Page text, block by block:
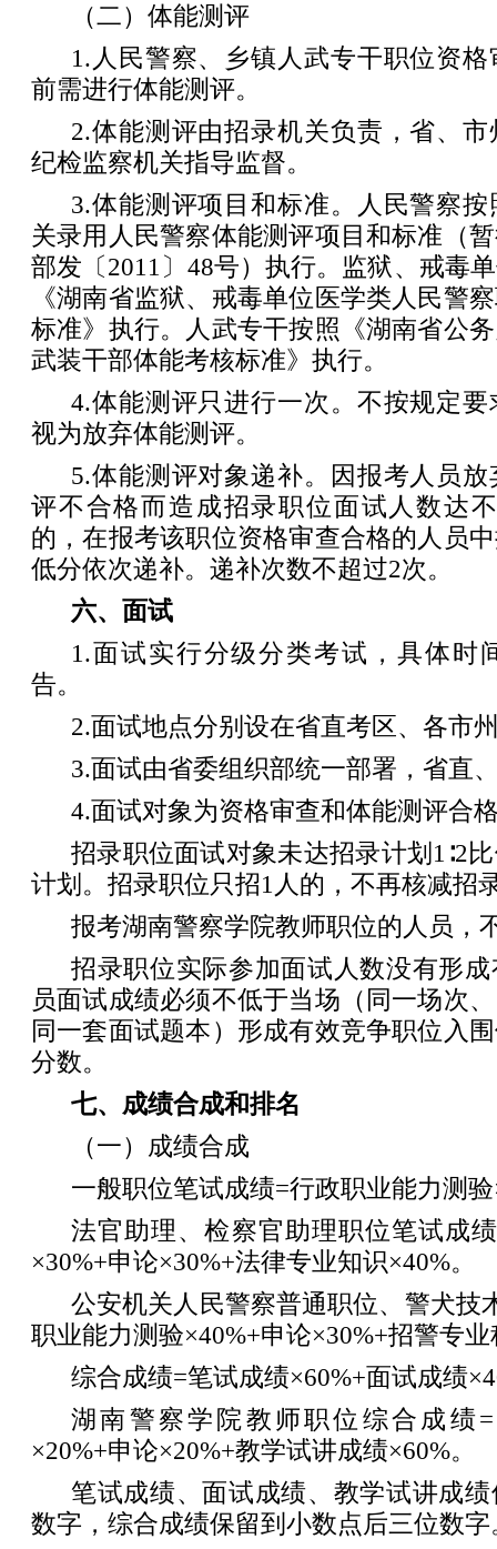
（二）体能测评
1.人民警察、乡镇人武专干职位资
前需进行体能测评。
2.体能测评由招录机关负责，省、
纪检监察机关指导监督。
3.体能测评项目和标准。人民警察
关录用人民警察体能测评项目和标准（
部发〔2011〕48号）执行。监狱、戒毒
《湖南省监狱、戒毒单位医学类人民警
标准》执行。人武专干按照《湖南省公
武装干部体能考核标准》执行。
4.体能测评只进行一次。不按规定
视为放弃体能测评。
5.体能测评对象递补。因报考人员
评不合格而造成招录职位面试人数达
的，在报考该职位资格审查合格的人员
低分依次递补。递补次数不超过2次。
六、面试
1.面试实行分级分类考试，具体时
告。
2.面试地点分别设在省直考区、各市
3.面试由省委组织部统一部署，省直
4.面试对象为资格审查和体能测评合
招录职位面试对象未达招录计划1∶2
计划。招录职位只招1人的，不再核减招
报考湖南警察学院教师职位的人员，
招录职位实际参加面试人数没有形
员面试成绩必须不低于当场（同一场次
同一套面试题本）形成有效竞争职位入
分数。
七、成绩合成和排名
（一）成绩合成
一般职位笔试成绩=行政职业能力测
法官助理、检察官助理职位笔试成
×30%+申论×30%+法律专业知识×40%。
公安机关人民警察普通职位、警犬技
职业能力测验×40%+申论×30%+招警专
综合成绩=笔试成绩×60%+面试成绩
湖南警察学院教师职位综合成绩
×20%+申论×20%+教学试讲成绩×60%。
笔试成绩、面试成绩、教学试讲成
数字，综合成绩保留到小数点后三位数字